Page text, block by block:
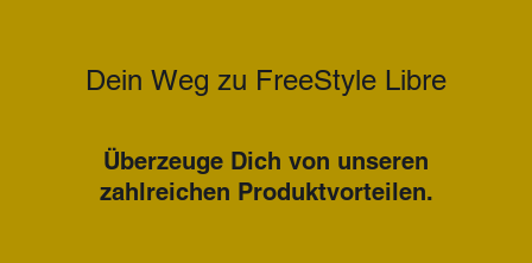
Dein Weg zu FreeStyle Libre
Überzeuge Dich von unseren
zahlreichen Produktvorteilen.